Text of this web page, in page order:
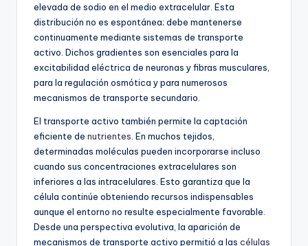
elevada de sodio en el medio extracelular. Esta
distribución no es espontánea; debe mantenerse
continuamente mediante sistemas de transporte
activo. Dichos gradientes son esenciales para la
excitabilidad eléctrica de neuronas y fibras musculares,
para la regulación osmótica y para numerosos
mecanismos de transporte secundario.
El transporte activo también permite la captación
eficiente de nutrientes . En muchos tejidos,
determinadas moléculas pueden incorporarse incluso
cuando sus concentraciones extracelulares son
inferiores a las intracelulares. Esto garantiza que la
célula continúe obteniendo recursos indispensables
aunque el entorno no resulte especialmente favorable.
Desde una perspectiva evolutiva, la aparición de
mecanismos de transporte activo permitió a las células